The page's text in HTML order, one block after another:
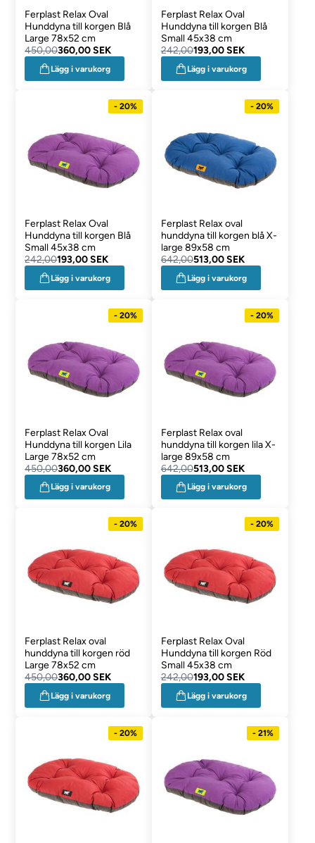
Ferplast Relax Oval
Hunddyna till korgen Blå
Large 78x52 cm
450,00360,00 SEK
Lägg i varukorg
Ferplast Relax Oval
Hunddyna till korgen Blå
Small 45x38 cm
242,00193,00 SEK
Lägg i varukorg
- 20%
Ferplast Relax Oval
Hunddyna till korgen Blå
Small 45x38 cm
242,00193,00 SEK
Lägg i varukorg
- 20%
Ferplast Relax oval
hunddyna till korgen blå X-
large 89x58 cm
642,00513,00 SEK
Lägg i varukorg
- 20%
Ferplast Relax Oval
Hunddyna till korgen Lila
Large 78x52 cm
450,00360,00 SEK
Lägg i varukorg
- 20%
Ferplast Relax oval
hunddyna till korgen lila X-
large 89x58 cm
642,00513,00 SEK
Lägg i varukorg
- 20%
Ferplast Relax oval
hunddyna till korgen röd
Large 78x52 cm
450,00360,00 SEK
Lägg i varukorg
- 20%
Ferplast Relax Oval
Hunddyna till korgen Röd
Small 45x38 cm
242,00193,00 SEK
Lägg i varukorg
- 20% - 21%